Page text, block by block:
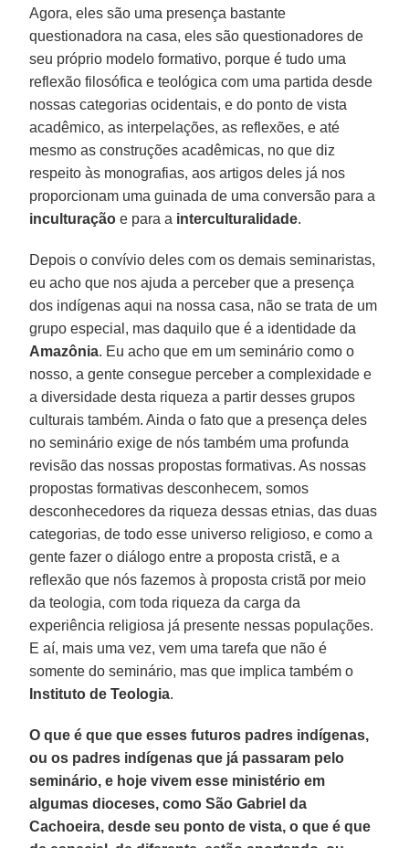
Agora, eles são uma presença bastante
questionadora na casa, eles são questionadores de
seu próprio modelo formativo, porque é tudo uma
reflexão filosófica e teológica com uma partida desde
nossas categorias ocidentais, e do ponto de vista
acadêmico, as interpelações, as reflexões, e até
mesmo as construções acadêmicas, no que diz
respeito às monografias, aos artigos deles já nos
proporcionam uma guinada de uma conversão para a
inculturação e para a interculturalidade.
Depois o convívio deles com os demais seminaristas,
eu acho que nos ajuda a perceber que a presença
dos indígenas aqui na nossa casa, não se trata de um
grupo especial, mas daquilo que é a identidade da
Amazônia. Eu acho que em um seminário como o
nosso, a gente consegue perceber a complexidade e
a diversidade desta riqueza a partir desses grupos
culturais também. Ainda o fato que a presença deles
no seminário exige de nós também uma profunda
revisão das nossas propostas formativas. As nossas
propostas formativas desconhecem, somos
desconhecedores da riqueza dessas etnias, das duas
categorias, de todo esse universo religioso, e como a
gente fazer o diálogo entre a proposta cristã, e a
reflexão que nós fazemos à proposta cristã por meio
da teologia, com toda riqueza da carga da
experiência religiosa já presente nessas populações.
E aí, mais uma vez, vem uma tarefa que não é
somente do seminário, mas que implica também o
Instituto de Teologia.
O que é que que esses futuros padres indígenas,
ou os padres indígenas que já passaram pelo
seminário, e hoje vivem esse ministério em
algumas dioceses, como São Gabriel da
Cachoeira, desde seu ponto de vista, o que é que